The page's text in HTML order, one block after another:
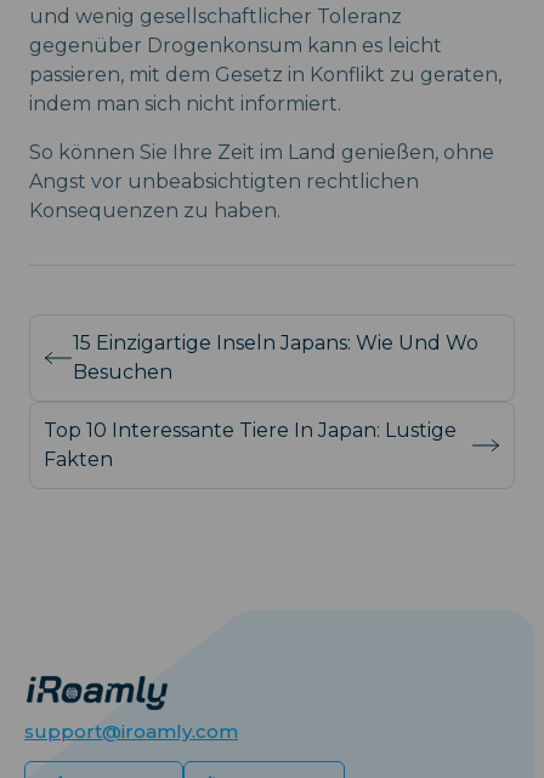
und wenig gesellschaftlicher Toleranz
gegenüber Drogenkonsum kann es leicht
passieren, mit dem Gesetz in Konflikt zu geraten,
indem man sich nicht informiert.
So können Sie Ihre Zeit im Land genießen, ohne
Angst vor unbeabsichtigten rechtlichen
Konsequenzen zu haben.
15 Einzigartige Inseln Japans: Wie Und Wo
Besuchen
Top 10 Interessante Tiere In Japan: Lustige
Fakten
support@iroamly.com